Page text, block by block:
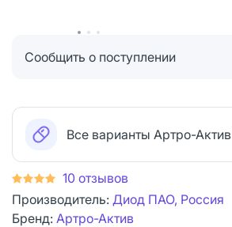
Сообщить о поступлении
Все варианты Артро-Актив
10 отзывов
Производитель: Диод ПАО, Россия
Бренд: Артро-Актив